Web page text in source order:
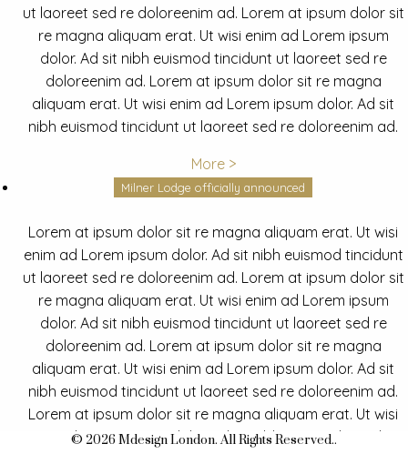
ut laoreet sed re doloreenim ad. Lorem at ipsum dolor sit
re magna aliquam erat. Ut wisi enim ad Lorem ipsum
dolor. Ad sit nibh euismod tincidunt ut laoreet sed re
doloreenim ad. Lorem at ipsum dolor sit re magna
aliquam erat. Ut wisi enim ad Lorem ipsum dolor. Ad sit
nibh euismod tincidunt ut laoreet sed re doloreenim ad.
More >
Milner Lodge officially announced
Lorem at ipsum dolor sit re magna aliquam erat. Ut wisi
enim ad Lorem ipsum dolor. Ad sit nibh euismod tincidunt
ut laoreet sed re doloreenim ad. Lorem at ipsum dolor sit
re magna aliquam erat. Ut wisi enim ad Lorem ipsum
dolor. Ad sit nibh euismod tincidunt ut laoreet sed re
doloreenim ad. Lorem at ipsum dolor sit re magna
aliquam erat. Ut wisi enim ad Lorem ipsum dolor. Ad sit
nibh euismod tincidunt ut laoreet sed re doloreenim ad.
Lorem at ipsum dolor sit re magna aliquam erat. Ut wisi
enim ad Lorem ipsum dolor. Ad sit nibh euismod tincidunt
© 2026 Mdesign London. All Rights Reserved..